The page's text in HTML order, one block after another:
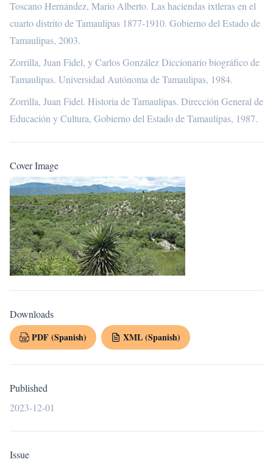
Toscano Hernández, Mario Alberto. Las haciendas ixtleras en el
cuarto distrito de Tamaulipas 1877-1910. Gobierno del Estado de
Tamaulipas, 2003.
Zorrilla, Juan Fidel, y Carlos González Diccionario biográfico de
Tamaulipas. Universidad Autónoma de Tamaulipas, 1984.
Zorrilla, Juan Fidel. Historia de Tamaulipas. Dirección General de
Educación y Cultura, Gobierno del Estado de Tamaulipas, 1987.
Cover Image
Downloads
PDF (Spanish)
XML (Spanish)
Published
2023-12-01
Issue